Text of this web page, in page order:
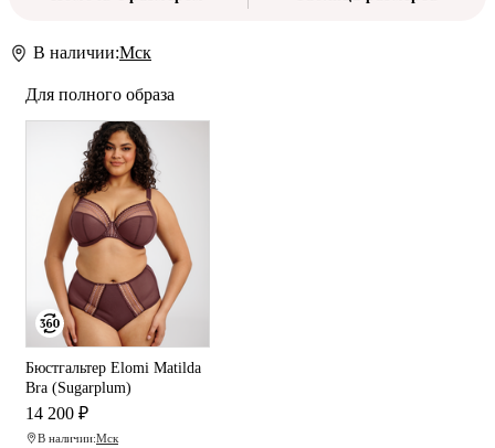
В наличии:Мск
Для полного образа
Бюстгальтер Elomi Matilda
Bra (Sugarplum)
14 200 ₽
В наличии:Мск